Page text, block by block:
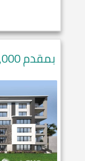
بمقدم 2,150,000